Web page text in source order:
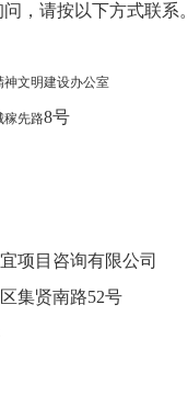
，请按以下方式联系。
文明建设办公室
稼先路8号
项目咨询有限公司
集贤南路52号